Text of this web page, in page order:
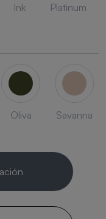
Ink Platinum
Oliva Savanna